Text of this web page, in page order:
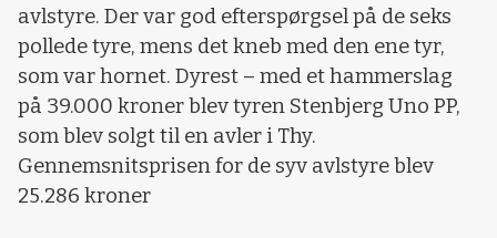
avlstyre. Der var god efterspørgsel på de seks
pollede tyre, mens det kneb med den ene tyr,
som var hornet. Dyrest – med et hammerslag
på 39.000 kroner blev tyren Stenbjerg Uno PP,
som blev solgt til en avler i Thy.
Gennemsnitsprisen for de syv avlstyre blev
25.286 kroner